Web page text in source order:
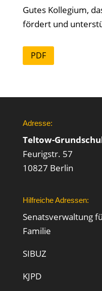
Gutes Kollegium,
fördert und
PDF
Adresse:
Teltow-
Feurigstr. 57
10827 Berlin
Hilfreiche Adressen:
Senatsverwaltung
Familie
SIBUZ
KJPD